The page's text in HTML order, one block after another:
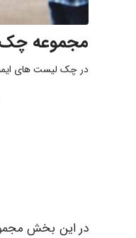
مجموعه چک
در چک لیست های
در این بخش